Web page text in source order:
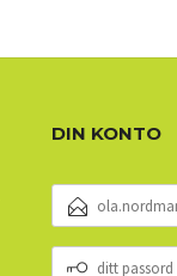
DIN KONTO
POSTADRESSE